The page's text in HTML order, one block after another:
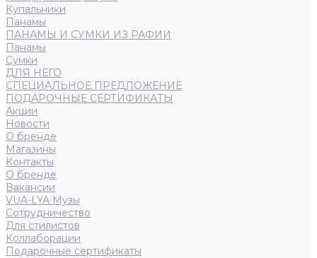
Купальники
Панамы
ПАНАМЫ И СУМКИ ИЗ РАФИИ
Панамы
Сумки
ДЛЯ НЕГО
СПЕЦИАЛЬНОЕ ПРЕДЛОЖЕНИЕ
ПОДАРОЧНЫЕ СЕРТИФИКАТЫ
Акции
Новости
О бренде
Магазины
Контакты
О бренде
Вакансии
VUA-LYA Музы
Сотрудничество
Для стилистов
Коллаборации
Подарочные сертификаты